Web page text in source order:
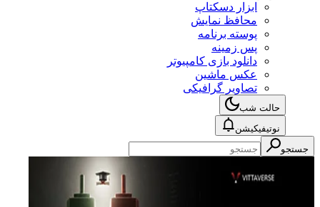
ابزار دسکتاپ
محافظ نمایش
پوسته برنامه
پس زمینه
دانلود بازی کامپیوتر
عکس ماشین
تصاویر گرافیکی
حالت شب
نوتیفیکیشن
جستجو